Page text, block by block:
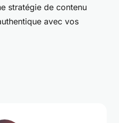
stratégie de contenu
avec vos